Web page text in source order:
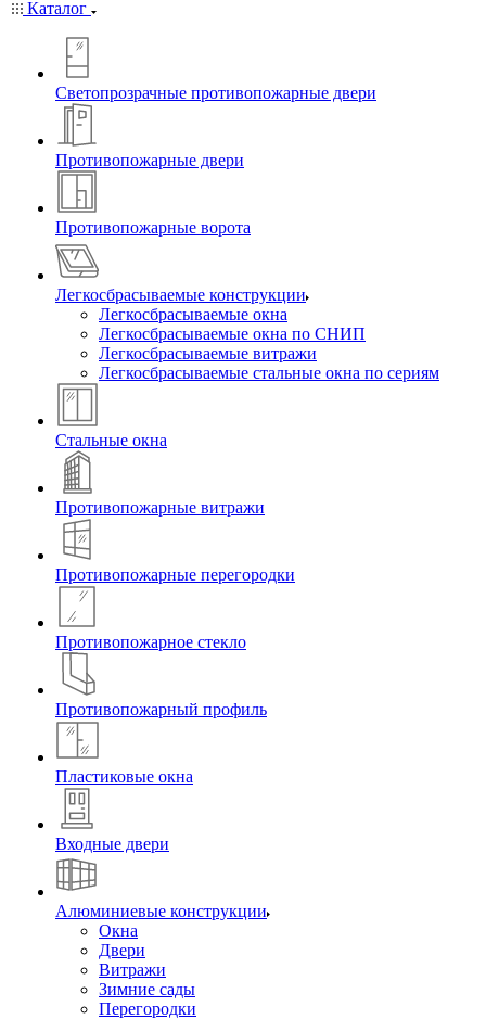
Каталог
Светопрозрачные противопожарные двери
Противопожарные двери
Противопожарные ворота
Легкосбрасываемые конструкции
Легкосбрасываемые окна
Легкосбрасываемые окна по СНИП
Легкосбрасываемые витражи
Легкосбрасываемые стальные окна по сериям
Стальные окна
Противопожарные витражи
Противопожарные перегородки
Противопожарное стекло
Противопожарный профиль
Пластиковые окна
Входные двери
Алюминиевые конструкции
Окна
Двери
Витражи
Зимние сады
Перегородки